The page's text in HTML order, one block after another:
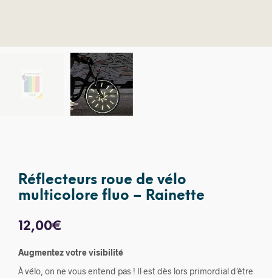
Réflecteurs roue de vélo
multicolore fluo – Rainette
12,00€
Augmentez votre visibilité
À vélo, on ne vous entend pas ! Il est dès lors primordial d’être